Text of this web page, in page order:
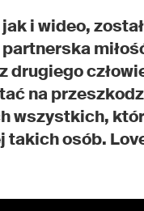
i wideo,
drugiego
na
wszystkich,
osób.